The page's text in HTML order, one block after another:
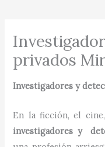
privados
Investigadores y
En la ficción, el
investigadores y